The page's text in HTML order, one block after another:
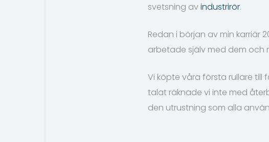
svetsning avindustrirör.
Redan i början av min karriär
arbetade själv med dem och
Vi köpte våra första rullare till
talat räknade vi inte med
den utrustning som alla